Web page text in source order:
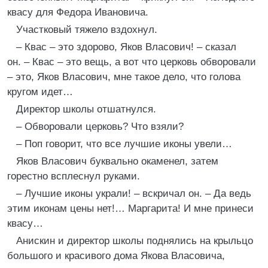
квасу для Федора Ивановича.
Участковый тяжело вздохнул.
– Квас – это здорово, Яков Власович! – сказал
он. – Квас – это вещь, а вот что церковь обворовали
– это, Яков Власович, мне такое дело, что голова
кругом идет…
Директор школы отшатнулся.
– Обворовали церковь? Что взяли?
– Поп говорит, что все лучшие иконы увели…
Яков Власович буквально окаменел, затем
горестно всплеснул руками.
– Лучшие иконы украли! – вскричал он. – Да ведь
этим иконам цены нет!… Маргарита! И мне принеси
квасу…
Анискин и директор школы поднялись на крыльцо
большого и красивого дома Якова Власовича,